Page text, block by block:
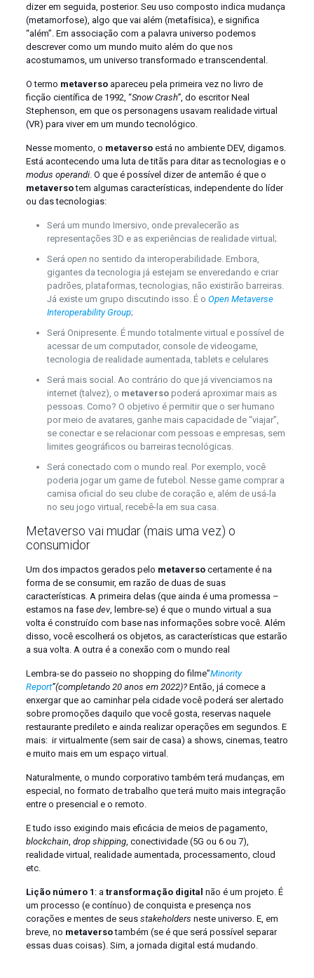
dizer em seguida, posterior. Seu uso composto indica mudança
(metamorfose), algo que vai além (metafísica), e significa
“além”. Em associação com a palavra universo podemos
descrever como um mundo muito além do que nos
acostumamos, um universo transformado e transcendental.
O termo metaversoapareceu pela primeira vez no livro de
ficção científica de 1992, “Snow Crash”, do escritor Neal
Stephenson, em que os personagens usavam realidade virtual
(VR) para viver em um mundo tecnológico.
Nesse momento, o metaversoestá no ambiente DEV, digamos.
Está acontecendo uma luta de titãs para ditar as tecnologias e o
modus operandi. O que é possível dizer de antemão é que o
metaversotem algumas características, independente do líder
ou das tecnologias:
Será um mundo Imersivo, onde prevalecerão as
representações 3D e as experiências de realidade virtual;
Será openno sentido da interoperabilidade. Embora,
gigantes da tecnologia já estejam se enveredando e criar
padrões, plataformas, tecnologias, não existirão barreiras.
Já existe um grupo discutindo isso. É o Open Metaverse
Interoperability Group;
Será Onipresente. É mundo totalmente virtual e possível de
acessar de um computador, console de videogame,
tecnologia de realidade aumentada, tablets e celulares
Será mais social. Ao contrário do que já vivenciamos na
internet (talvez), o metaversopoderá aproximar mais as
pessoas. Como? O objetivo é permitir que o ser humano
por meio de avatares, ganhe mais capacidade de “viajar”,
se conectar e se relacionar com pessoas e empresas, sem
limites geográficos ou barreiras tecnológicas.
Será conectado com o mundo real. Por exemplo, você
poderia jogar um game de futebol. Nesse game comprar a
camisa oficial do seu clube de coração e, além de usá-la
no seu jogo virtual, recebê-la em sua casa.
Metaverso vai mudar (mais uma vez) o
consumidor
Um dos impactos gerados pelo metaversocertamente é na
forma de se consumir, em razão de duas de suas
características. A primeira delas (que ainda é uma promessa –
estamos na fase dev, lembre-se) é que o mundo virtual a sua
volta é construído com base nas informações sobre você. Além
disso, você escolherá os objetos, as características que estarão
a sua volta. A outra é a conexão com o mundo real
Lembra-se do passeio no shopping do filme”Minority
Report”(completando 20 anos em 2022)?Então, já comece a
enxergar que ao caminhar pela cidade você poderá ser alertado
sobre promoções daquilo que você gosta, reservas naquele
restaurante predileto e ainda realizar operações em segundos. E
mais: ir virtualmente (sem sair de casa) a shows, cinemas, teatro
e muito mais em um espaço virtual.
Naturalmente, o mundo corporativo também terá mudanças, em
especial, no formato de trabalho que terá muito mais integração
entre o presencial e o remoto.
E tudo isso exigindo mais eficácia de meios de pagamento,
blockchain, drop shipping, conectividade (5G ou 6 ou 7),
realidade virtual, realidade aumentada, processamento, cloud
etc.
Lição número 1 : a transformação digital não é um projeto. É
um processo (e contínuo) de conquista e presença nos
corações e mentes de seus stakeholders neste universo. E, em
breve, no metaversotambém (se é que será possível separar
essas duas coisas). Sim, a jornada digital está mudando.